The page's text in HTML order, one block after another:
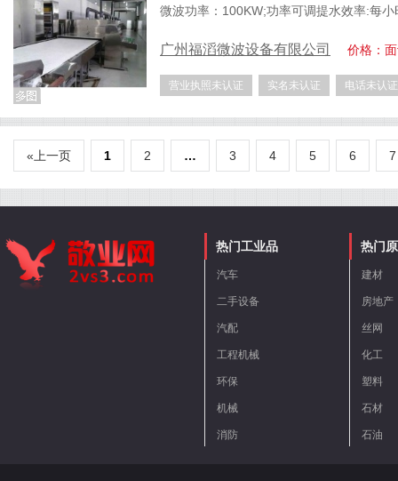
微波功率：100KW;功率可调提水效率:每
广州福滔微波设备有限公司 价格：
营业执照未认证 实名未认证 电话未认证
«上一页 1 2 … 3 4 5 6
热门工业品
汽车
二手设备
汽配
工程机械
环保
机械
消防
热门
建材
房地产
丝网
化工
塑料
石材
石油